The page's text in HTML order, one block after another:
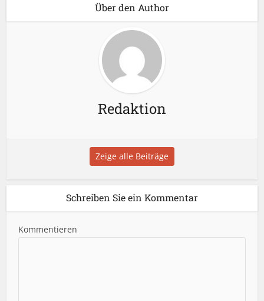
Über den Author
Redaktion
Zeige alle Beiträge
Schreiben Sie ein Kommentar
Kommentieren